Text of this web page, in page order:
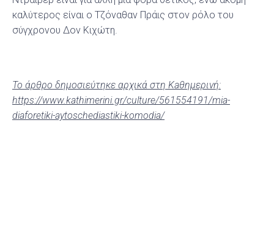
καλύτερος είναι ο Τζόναθαν Πράις στον ρόλο του
σύγχρονου Δον Κιχώτη.
Το άρθρο δημοσιεύτηκε αρχικά στη Kaθημερινή:
https://www.kathimerini.gr/culture/561554191/mia-
diaforetiki-aytoschediastiki-komodia/